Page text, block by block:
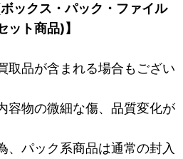
ックス・パック・ファイル
ット商品)】
取品が含まれる場合もござい
容物の微細な傷、品質変化が
、パック系商品は通常の封入